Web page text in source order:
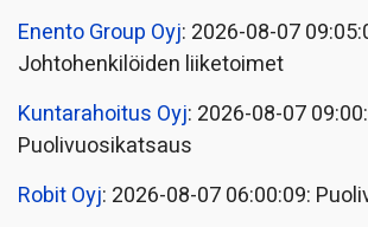
Enento Group Oyj: 2026-08-07
Johtohenkilöiden liiketoimet
Kuntarahoitus Oyj: 2026-08-07
Puolivuosikatsaus
Robit Oyj: 2026-08-07 06:00:09: